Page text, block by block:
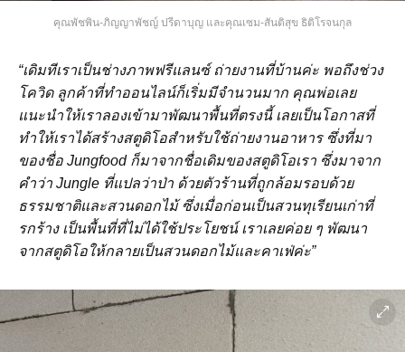
คุณพัชพิน-ภิญญาพัชญ์ ปรีดาบุญ และคุณเซม-สันติสุข ธิติโรจนกุล
“เดิมทีเราเป็นช่างภาพฟรีแลนซ์ ถ่ายงานที่บ้านค่ะ พอถึงช่วง
โควิด ลูกค้าที่ทำออนไลน์ก็เริ่มมีจำนวนมาก คุณพ่อเลย
แนะนำให้เราลองเข้ามาพัฒนาพื้นที่ตรงนี้ เลยเป็นโอกาสที่
ทำให้เราได้สร้างสตูดิโอสำหรับใช้ถ่ายงานอาหาร ซึ่งที่มา
ของชื่อ Jungfood ก็มาจากชื่อเดิมของสตูดิโอเรา ซึ่งมาจาก
คำว่า Jungle ที่แปลว่าป่า ด้วยตัวร้านที่ถูกล้อมรอบด้วย
ธรรมชาติและสวนดอกไม้ ซึ่งเมื่อก่อนเป็นสวนทุเรียนเก่าที่
รกร้าง เป็นพื้นที่ที่ไม่ได้ใช้ประโยชน์ เราเลยค่อย ๆ พัฒนา
จากสตูดิโอให้กลายเป็นสวนดอกไม้และคาเฟ่ค่ะ”